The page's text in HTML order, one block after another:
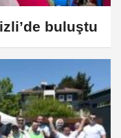
buluştu